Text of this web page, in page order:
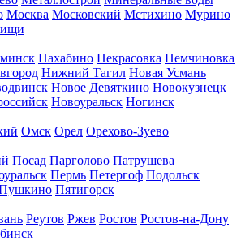
Москва Московский Мстихино Мурино
Нахабино Некрасовка Немчиновка
Нижний Тагил Новая Усмань
Новое Девяткино Новокузнецк
Новоуральск Ногинск
Омск Орел Орехово-Зуево
Посад Парголово Патрушева
Пермь Петергоф Подольск
Пятигорск
Реутов Ржев Ростов Ростов-на-Дону